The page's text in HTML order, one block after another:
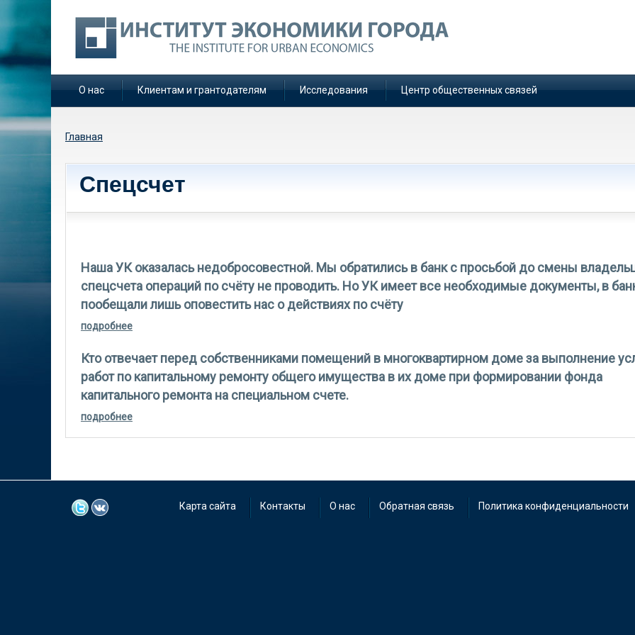
О нас Клиентам и грантодателям Исследования Центр общественных связей
Вы здесь
Главная
Спецсчет
Наша УК оказалась недобросовестной. Мы обратились в банк с просьбой до смены
спецсчета операций по счёту не проводить. Но УК имеет все необходимые документы, в
пообещали лишь оповестить нас о действиях по счёту
подробнее
Кто отвечает перед собственниками помещений в многоквартирном доме за выполнение
работ по капитальному ремонту общего имущества в их доме при формировании фонда
капитального ремонта на специальном счете.
подробнее
специальном счете.
Карта сайта Контакты О нас Обратная связь Политика конфиденциальности